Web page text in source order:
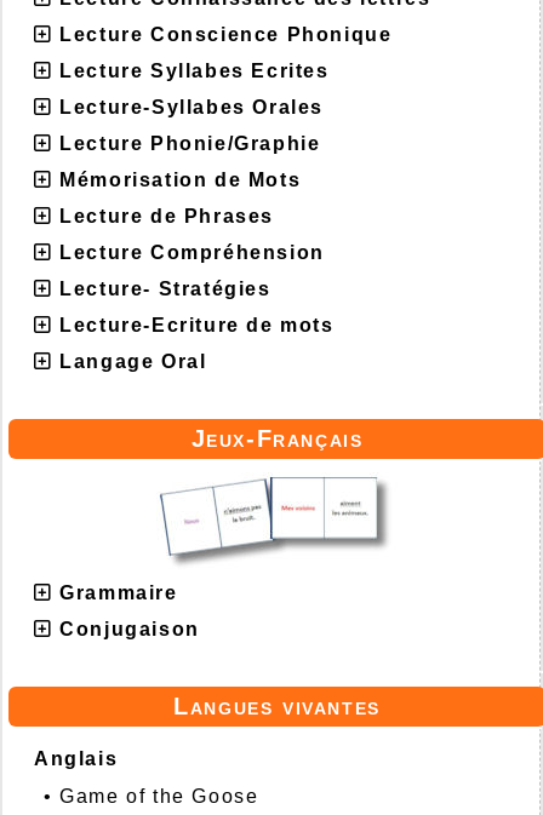
Lecture Conscience Phonique
Lecture Syllabes Ecrites
Lecture-Syllabes Orales
Lecture Phonie/Graphie
Mémorisation de Mots
Lecture de Phrases
Lecture Compréhension
Lecture- Stratégies
Lecture-Ecriture de mots
Langage Oral
Jeux-Français
Grammaire
Conjugaison
Langues vivantes
Anglais
•Game of the Goose